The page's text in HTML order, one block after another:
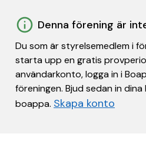
Denna förening är
Du som är styrelsemedlem i
starta upp en gratis
användarkonto, logga in i
föreningen. Bjud sedan in
boappa. Skapa konto